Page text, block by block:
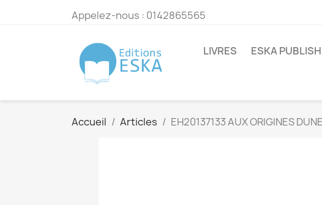
Appelez-nous : 0142865565
LIVRES ESKA
Accueil Articles EH20137133 AUX ORIGINES